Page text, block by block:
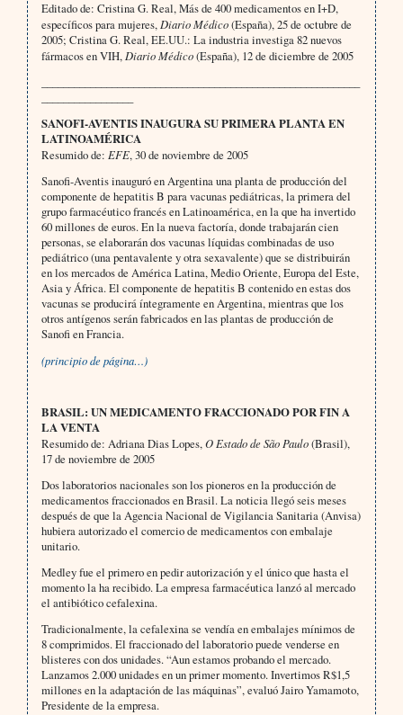
Editado de: Cristina G. Real, Más de 400 medicamentos en I+D,
específicos para mujeres, Diario Médico(España), 25 de octubre de
2005; Cristina G. Real, EE.UU.: La industria investiga 82 nuevos
fármacos en VIH, Diario Médico(España), 12 de diciembre de 2005
SANOFI-AVENTIS INAUGURA SU PRIMERA PLANTA EN
LATINOAMÉRICA
Resumido de: EFE, 30 de noviembre de 2005
Sanofi-Aventis inauguró en Argentina una planta de producción del
componente de hepatitis B para vacunas pediátricas, la primera del
grupo farmacéutico francés en Latinoamérica, en la que ha invertido
60 millones de euros. En la nueva factoría, donde trabajarán cien
personas, se elaborarán dos vacunas líquidas combinadas de uso
pediátrico (una pentavalente y otra sexavalente) que se distribuirán
en los mercados de América Latina, Medio Oriente, Europa del Este,
Asia y África. El componente de hepatitis B contenido en estas dos
vacunas se producirá íntegramente en Argentina, mientras que los
otros antígenos serán fabricados en las plantas de producción de
Sanofi en Francia.
(principio de página…)
BRASIL: UN MEDICAMENTO FRACCIONADO POR FIN A
LA VENTA
Resumido de: Adriana Dias Lopes,O Estado de São Paulo(Brasil),
17 de noviembre de 2005
Dos laboratorios nacionales son los pioneros en la producción de
medicamentos fraccionados en Brasil. La noticia llegó seis meses
después de que la Agencia Nacional de Vigilancia Sanitaria (Anvisa)
hubiera autorizado el comercio de medicamentos con embalaje
unitario.
Medley fue el primero en pedir autorización y el único que hasta el
momento la ha recibido. La empresa farmacéutica lanzó al mercado
el antibiótico cefalexina.
Tradicionalmente, la cefalexina se vendía en embalajes mínimos de
8 comprimidos. El fraccionado del laboratorio puede venderse en
blisteres con dos unidades. “Aun estamos probando el mercado.
Lanzamos 2.000 unidades en un primer momento. Invertimos R$1,5
millones en la adaptación de las máquinas”, evaluó Jairo Yamamoto,
Presidente de la empresa.